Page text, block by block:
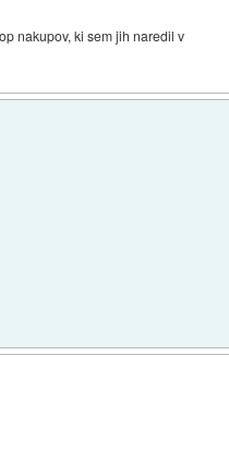
nakupov, ki sem jih naredil v